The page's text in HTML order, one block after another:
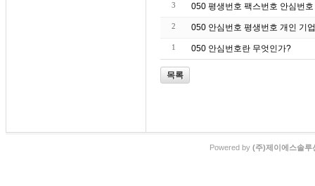
3 050 평생번호 팩스번호 안심번호
2 050 안심번호 평생번호 개인 기
1 050 안심번호란 무엇인가?
목록
Powered by (주)제이에스솔루